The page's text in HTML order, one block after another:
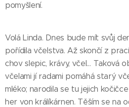
pomyšlení.
Volá Linda. Dnes bude mít svůj
pořídila včelstva. Až skončí z
chov slepic, krávy, včel… Taková
včelami jí radami pomáhá starý
mléko; narodila se tu jejich
her von králíkárnen. Těším se na